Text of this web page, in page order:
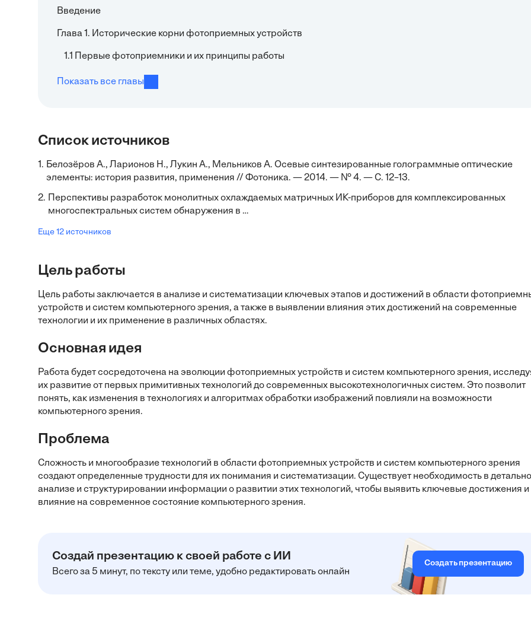
Введение
Глава 1. Исторические корни фотоприемных устройств
1.1 Первые фотоприемники и их принципы работы
Показать все главы
Список источников
1. Белозёров А., Ларионов Н., Лукин А., Мельников А. Осевые синтезированные голограммные оптические
элементы: история развития, применения // Фотоника. — 2014. — № 4. — С. 12–13.
2.
Перспективы разработок монолитных охлаждаемых матричных ИК-приборов для комплексированных
многоспектральных систем обнаружения в …
Еще 12 источников
Цель работы
Цель работы заключается в анализе и систематизации ключевых этапов и достижений в области
устройств и систем компьютерного зрения, а также в выявлении влияния этих достижений на современные
технологии и их применение в различных областях.
Основная идея
Работа будет сосредоточена на эволюции фотоприемных устройств и систем компьютерного зрения,
их развитие от первых примитивных технологий до современных высокотехнологичных систем. Это позволит
понять, как изменения в технологиях и алгоритмах обработки изображений повлияли на возможности
компьютерного зрения.
Проблема
Сложность и многообразие технологий в области фотоприемных устройств и систем компьютерного зрения
создают определенные трудности для их понимания и систематизации. Существует необходимость в
анализе и структурировании информации о развитии этих технологий, чтобы выявить ключевые достижения и
влияние на современное состояние компьютерного зрения.
Создай презентацию к своей работе с ИИ
Всего за 5 минут, по тексту или теме, удобно редактировать онлайн
Создать презентацию